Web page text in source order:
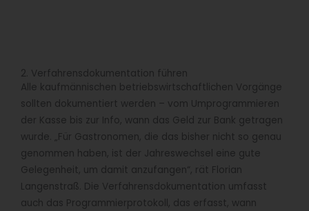
2. Verfahrensdokumentation führen
Alle kaufmännischen betriebswirtschaftlichen Vorgänge
sollten dokumentiert werden – vom Umprogrammieren
der Kasse bis zur Info, wann das Geld zur Bank getragen
wurde. „Für Gastronomen, die das bisher nicht so genau
genommen haben, ist der Jahreswechsel eine gute
Gelegenheit, um damit anzufangen“, rät Florian
Langenstraß. Die Verfahrensdokumentation umfasst
auch das Programmierprotokoll, das erfasst, wann